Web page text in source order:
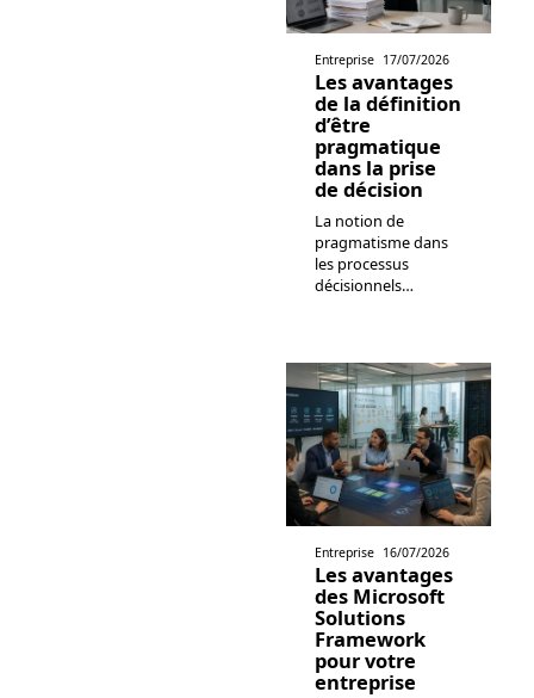
Entreprise 17/07/2026
Les avantages
de la définition
d’être
pragmatique
dans la prise
de décision
La notion de
pragmatisme dans
les processus
décisionnels…
Entreprise 16/07/2026
Les avantages
des Microsoft
Solutions
Framework
pour votre
entreprise